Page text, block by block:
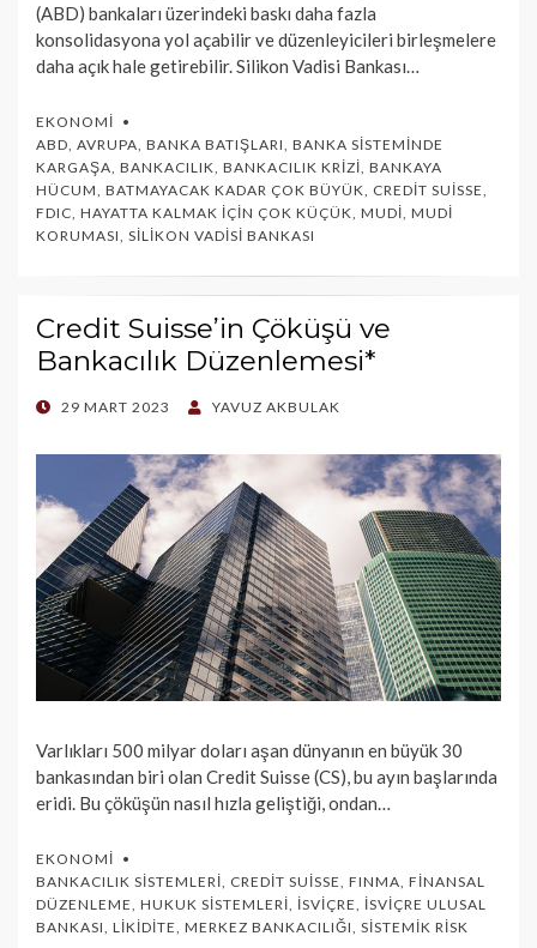
(ABD) bankaları üzerindeki baskı daha fazla
konsolidasyona yol açabilir ve düzenleyicileri birleşmelere
daha açık hale getirebilir. Silikon Vadisi Bankası…
EKONOMI
ABD AVRUPA BANKA BATIŞLARI BANKA SISTEMINDE
KARGAŞA BANKACILIK BANKACILIK KRIZI BANKAYA
HÜCUM BATMAYACAK KADAR ÇOK BÜYÜK CREDIT SUISSE
FDIC HAYATTA KALMAK İÇIN ÇOK KÜÇÜK MUDI MUDI
KORUMASI SILIKON VADISI BANKASI
Credit Suisse’in Çöküşü ve
Bankacılık Düzenlemesi*
POSTED
29 MART 2023 YAVUZ AKBULAK
Varlıkları 500 milyar doları aşan dünyanın en büyük 30
bankasından biri olan Credit Suisse (CS), bu ayın başlarında
eridi. Bu çöküşün nasıl hızla geliştiği, ondan…
EKONOMI
BANKACILIK SISTEMLERI CREDIT SUISSE FINMA FINANSAL
DÜZENLEME HUKUK SISTEMLERI İSVIÇRE
İSVIÇRE ULUSAL
BANKASI LIKIDITE MERKEZ BANKACILIĞI SISTEMIK RISK